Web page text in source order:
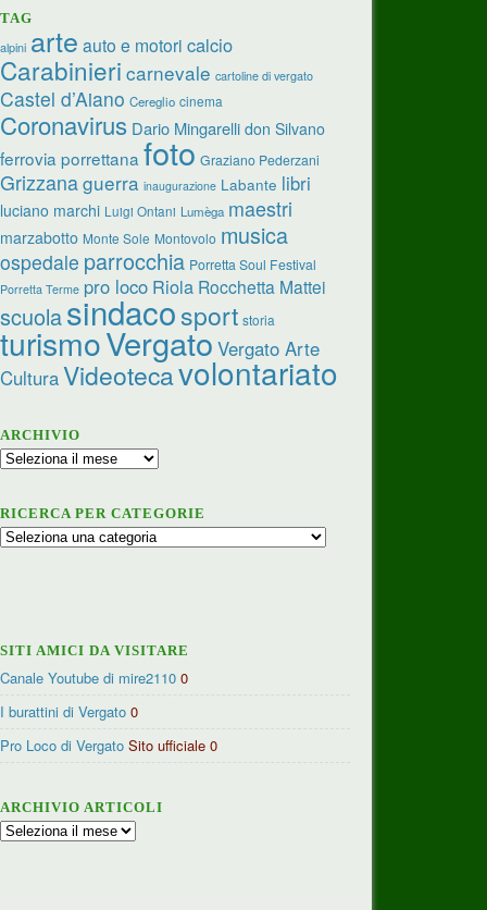
TAG
alpini arte auto e motori calcio
Carabinieri carnevale cartoline di vergato
Castel d’Aiano Cereglio cinema
Coronavirus Dario Mingarelli don Silvano
ferrovia porrettana foto Graziano Pederzani
Grizzanaguerra inaugurazione Labante libri
luciano marchi Luigi Ontani Lumèga maestri
marzabotto Monte Sole Montovolo musica
ospedale parrocchia Porretta Soul Festival
Porretta Terme pro loco Riola Rocchetta Mattei
scuolasindacosport storia
turismoVergato Vergato Arte
CulturaVideotecavolontariato
ARCHIVIO
Archivio
RICERCA PER CATEGORIE
Ricerca
SITI AMICI DA VISITARE
Canale Youtube di mire2110 0
I burattini di Vergato 0
Pro Loco di Vergato Sito ufficiale 0
ARCHIVIO ARTICOLI
Archivio